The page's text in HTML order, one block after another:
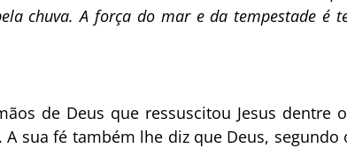
chuva. A força do mar e da tempestade é
de Deus que ressuscitou Jesus dentre
sua fé também lhe diz que Deus, segundo